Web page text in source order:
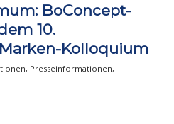
BoConcept-
10.
Kolloquium
, Presseinformationen,